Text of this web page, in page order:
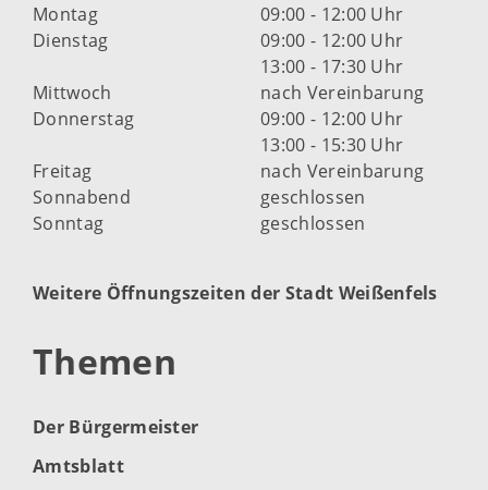
Montag
09:00 - 12:00 Uhr
Dienstag
09:00 - 12:00 Uhr
13:00 - 17:30 Uhr
Mittwoch
nach Vereinbarung
Donnerstag
09:00 - 12:00 Uhr
13:00 - 15:30 Uhr
Freitag
nach Vereinbarung
Sonnabend
geschlossen
Sonntag
geschlossen
Weitere Öffnungszeiten der Stadt Weißenfels
Themen
Der Bürgermeister
Amtsblatt